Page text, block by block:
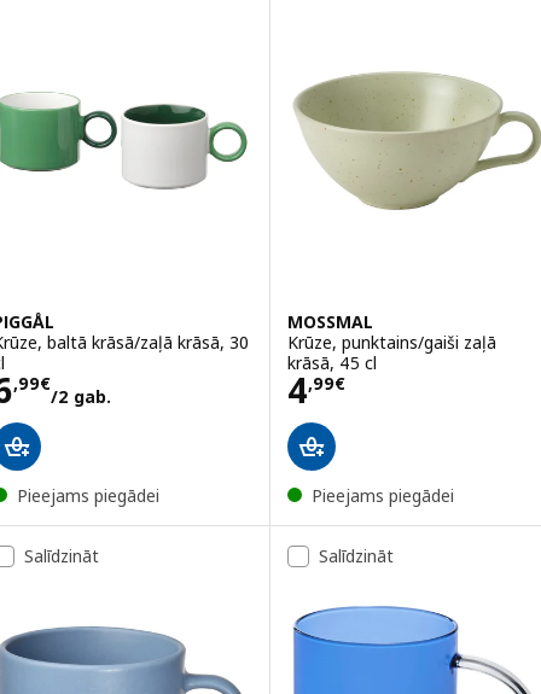
baltā krāsā/zaļā krāsā, 30
,99€
/2 gab.6,99€/2 gab.
Pieejams piegādei
MOSSMAL
Krūze, punktains/gaiši zaļā
krāsā, 45 cl
4,99€
Cena 4,99€
Pieejams piegādei
Salīdzināt Salīdzināt